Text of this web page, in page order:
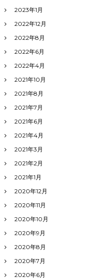
2023年1月
2022年12月
2022年8月
2022年6月
2022年4月
2021年10月
2021年8月
2021年7月
2021年6月
2021年4月
2021年3月
2021年2月
2021年1月
2020年12月
2020年11月
2020年10月
2020年9月
2020年8月
2020年7月
2020年6月